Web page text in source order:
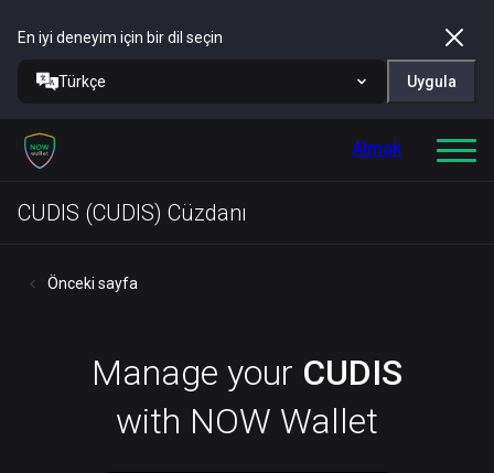
En iyi deneyim için bir dil seçin
Türkçe Uygula
Almak
CUDIS (CUDIS) Cüzdanı
Önceki sayfa
Manage your CUDIS
with NOW Wallet